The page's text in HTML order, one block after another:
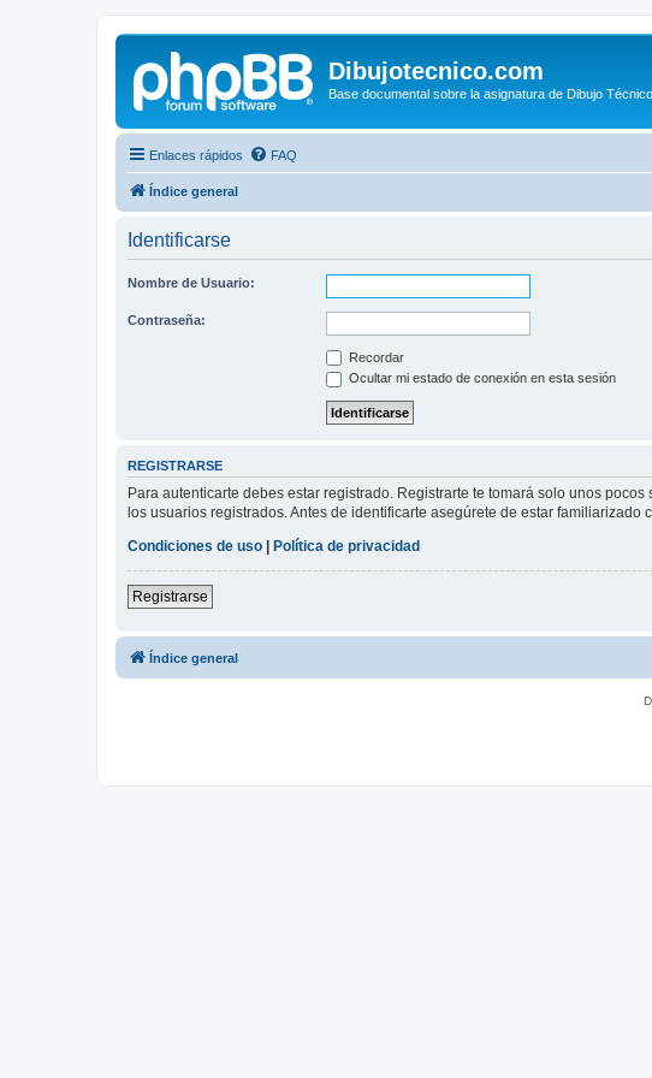
Dibujotecnico.com
Base documental sobre la asignatura de Dibujo Técnico
Enlaces rápidos FAQ
Índice general
Identificarse
Nombre de Usuario:
Contraseña:
Recordar
Ocultar mi estado de conexión en esta sesión
REGISTRARSE
Para autenticarte debes estar registrado. Registrarte te tomará solo unos
los usuarios registrados. Antes de identificarte asegúrete de estar
Condiciones de uso
Política de privacidad
Registrarse
Índice general